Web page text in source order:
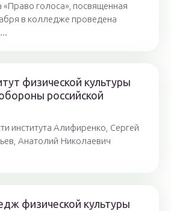
«Право голоса», посвященная
в колледже проведена
физической культуры
российской
института Алифиренко, Сергей
Анатолий Николаевич
физической культуры